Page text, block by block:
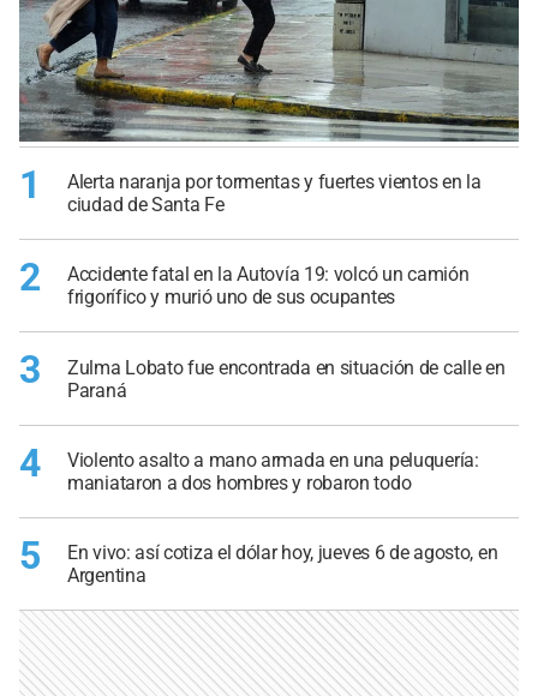
1
Alerta naranja por tormentas y fuertes vientos en la
ciudad de Santa Fe
2
Accidente fatal en la Autovía 19: volcó un camión
frigorífico y murió uno de sus ocupantes
3
Zulma Lobato fue encontrada en situación de calle en
Paraná
4
Violento asalto a mano armada en una peluquería:
maniataron a dos hombres y robaron todo
5
En vivo: así cotiza el dólar hoy, jueves 6 de agosto, en
Argentina